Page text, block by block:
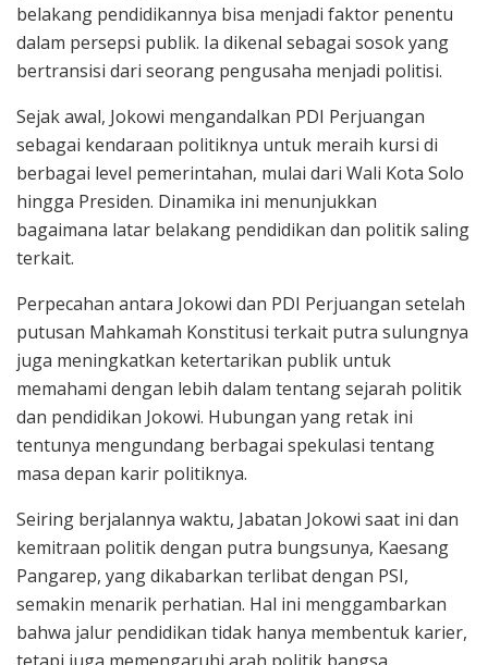
belakang pendidikannya bisa menjadi faktor penentu
dalam persepsi publik. Ia dikenal sebagai sosok yang
bertransisi dari seorang pengusaha menjadi politisi.
Sejak awal, Jokowi mengandalkan PDI Perjuangan
sebagai kendaraan politiknya untuk meraih kursi di
berbagai level pemerintahan, mulai dari Wali Kota Solo
hingga Presiden. Dinamika ini menunjukkan
bagaimana latar belakang pendidikan dan politik saling
terkait.
Perpecahan antara Jokowi dan PDI Perjuangan setelah
putusan Mahkamah Konstitusi terkait putra sulungnya
juga meningkatkan ketertarikan publik untuk
memahami dengan lebih dalam tentang sejarah politik
dan pendidikan Jokowi. Hubungan yang retak ini
tentunya mengundang berbagai spekulasi tentang
masa depan karir politiknya.
Seiring berjalannya waktu, Jabatan Jokowi saat ini dan
kemitraan politik dengan putra bungsunya, Kaesang
Pangarep, yang dikabarkan terlibat dengan PSI,
semakin menarik perhatian. Hal ini menggambarkan
bahwa jalur pendidikan tidak hanya membentuk karier,